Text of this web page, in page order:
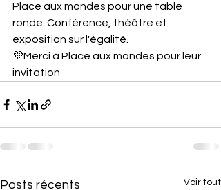
Place aux mondes pour une table
ronde. Conférence, théâtre et
exposition sur l'égalité.
💜Merci à Place aux mondes pour leur
invitation
Posts récents Voir tout